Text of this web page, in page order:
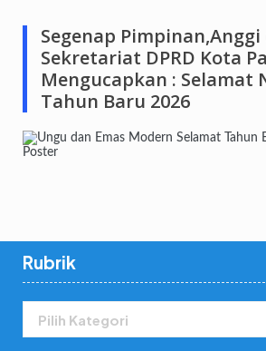
Segenap Pimpinan,Anggi
Sekretariat DPRD Kota
Mengucapkan : Selamat
Tahun Baru 2026
Rubrik